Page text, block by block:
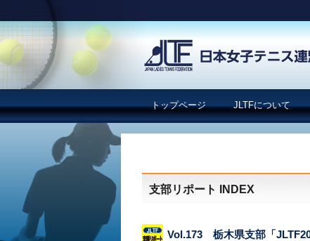
トップページ JLTFについて
支部リポート INDEX
Vol.173 栃木県支部「